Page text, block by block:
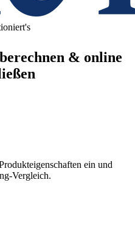
& online
ein und
Vergleich.